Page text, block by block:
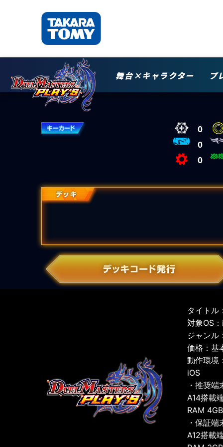
舞台×キャラクター プ
0
0
0
タイトル
対象OS
ジャンル
価格：基
動作環境
iOS
・推奨端
A14搭載
RAM
・保証端
A12搭載